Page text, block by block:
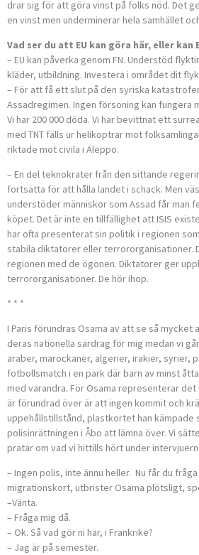
drar sig för att göra vinst på folks nöd. Det
en vinst men underminerar hela samhället
Vad ser du att EU kan göra här, eller kan
– EU kan påverka genom FN. Understöd
kläder, utbildning. Investera i området dit
– För att få ett slut på den syriska
Assadregimen. Ingen försoning kan fungera
Vi har 200 000 döda. Vi har bevittnat ett
med TNT fälls ur helikoptrar mot
riktade mot civila i Aleppo.
– En del teknokrater från den sittande
fortsätta för att hålla landet i schack. Men
understöder människor som Assad får man
köpet. Det är inte en tillfällighet att ISIS
har ofta presenterat sin politik i regionen
stabila diktatorer eller terrororganisationer.
regionen med de ögonen. Diktatorer ger
terrororganisationer. De hör ihop.
* * *
I Paris förundras Osama av att se så mycket
deras nationella särdrag för mig medan vi
araber, marockaner, algerier, irakier, syrier,
fotbollsmatch i en park där barn av minst
med varandra. För Osama representerar det
är förundrad över är att ingen kommit och
uppehållstillstånd, plastkortet han kämpade
polisinrättningen i Åbo att lämna över. Vi
pratar om vad vi hittills hört under
– Ingen polis, inte ännu heller. Nu får du
migrationskort, utbrister Osama plötsligt,
–Vänta.
– Fråga mig då.
– Ok. Så vad gör ni här, i Frankrike?
– Jag är på semester.